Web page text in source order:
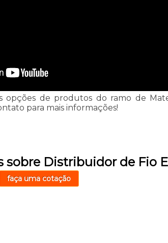
opções de produtos do ramo de
para mais informações!
sobre Distribuidor de Fio
faça uma cotação